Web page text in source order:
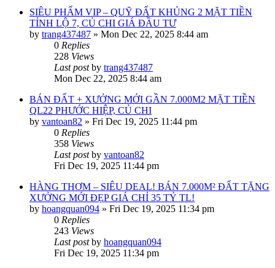
SIÊU PHẨM VIP – QUỸ ĐẤT KHỦNG 2 MẶT TIỀN
TỈNH LỘ 7, CỦ CHI GIÁ ĐẦU TƯ
by trang437487 » Mon Dec 22, 2025 8:44 am
0 Replies
228 Views
Last postby trang437487
Mon Dec 22, 2025 8:44 am
BÁN ĐẤT + XƯỞNG MỚI GẦN 7.000M2 MẶT TIỀN
QL22 PHƯỚC HIỆP, CỦ CHI
by vantoan82 » Fri Dec 19, 2025 11:44 pm
0 Replies
358 Views
Last postby vantoan82
Fri Dec 19, 2025 11:44 pm
HÀNG THƠM – SIÊU DEAL! BÁN 7.000M² ĐẤT TẶNG
XƯỞNG MỚI ĐẸP GIÁ CHỈ 35 TỶ TL!
by hoangquan094 » Fri Dec 19, 2025 11:34 pm
0 Replies
243 Views
Last postby hoangquan094
Fri Dec 19, 2025 11:34 pm